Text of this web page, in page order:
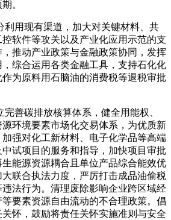
。
利用现有渠道，加大对关键材料、共
软件等攻关以及产业化应用示范的支
推动产业政策与金融政策协同，发挥
综合运用各类金融工具，支持石化化
为原料用石脑油的消费税等退税审批
完善碳排放核算体系，健全用能权、
环境要素市场化交易体系，为优质新
强对化工新材料、电子化学品等高端
试项目的服务和指导，加快项目审批
能源资源耦合且单位产品综合能效优
联合执法力度，严厉打击成品油偷税
法行为。清理废除影响企业跨区域经
要素资源自由流动的不合理政策。倡
怀，鼓励将责任关怀实施准则与安全